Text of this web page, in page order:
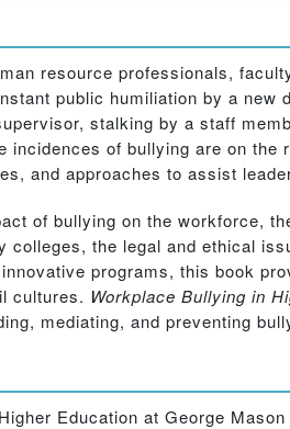
resource professionals,
public humiliation by a
stalking by a staff
of bullying are on
and approaches to assist
of bullying on the workforce,
the legal and ethical
programs, this book
cultures. Workplace Bullying in
mediating, and preventing
Education at George